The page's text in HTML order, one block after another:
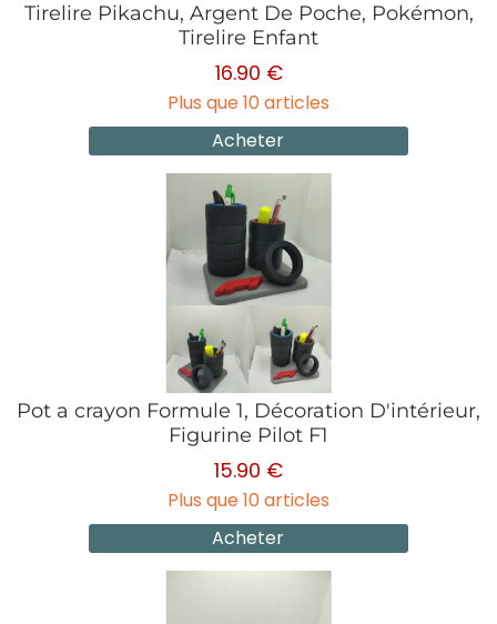
Tirelire Pikachu, Argent De Poche, Pokémon,
Tirelire Enfant
16.90 €
Plus que 10 articles
Acheter
Pot a crayon Formule 1, Décoration D'intérieur,
Figurine Pilot F1
15.90 €
Plus que 10 articles
Acheter